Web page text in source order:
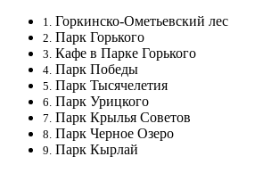
1. Горкинско-Ометьевский лес
2. Парк Горького
3. Кафе в Парке Горького
4. Парк Победы
5. Парк Тысячелетия
6. Парк Урицкого
7. Парк Крылья Советов
8. Парк Черное Озеро
9. Парк Кырлай